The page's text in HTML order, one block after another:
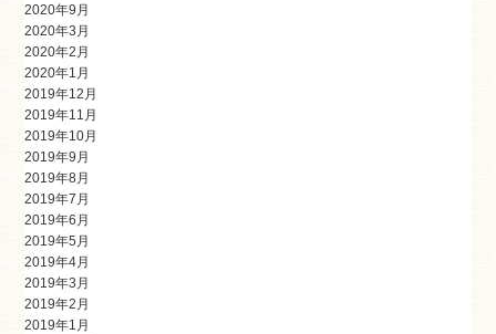
2020年9月
2020年3月
2020年2月
2020年1月
2019年12月
2019年11月
2019年10月
2019年9月
2019年8月
2019年7月
2019年6月
2019年5月
2019年4月
2019年3月
2019年2月
2019年1月